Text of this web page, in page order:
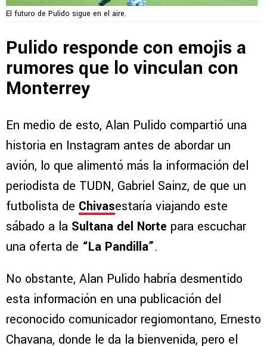
El futuro de Pulido sigue en el aire.
Pulido responde con emojis a
rumores que lo vinculan con
Monterrey
En medio de esto, Alan Pulido compartió una
historia en Instagram antes de abordar un
avión, lo que alimentó más la información del
periodista de TUDN, Gabriel Sainz, de que un
futbolista de Chivasestaría viajando este
sábado a la Sultana del Norte para escuchar
una oferta de “La Pandilla”.
No obstante, Alan Pulido habría desmentido
esta información en una publicación del
reconocido comunicador regiomontano, Ernesto
Chavana, donde le da la bienvenida, pero el